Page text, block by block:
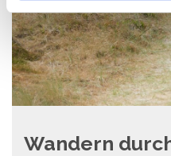
Wandern